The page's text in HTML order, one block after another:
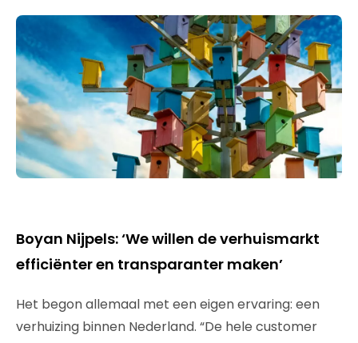
Boyan Nijpels: ‘We willen de verhuismarkt
efficiënter en transparanter maken’
Het begon allemaal met een eigen ervaring: een
verhuizing binnen Nederland. “De hele customer